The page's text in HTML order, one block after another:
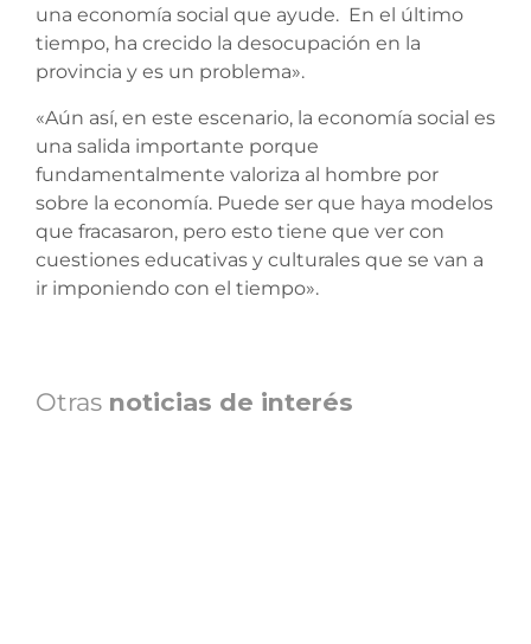
una economía social que ayude. En el último
tiempo, ha crecido la desocupación en la
provincia y es un problema».
«Aún así, en este escenario, la economía social es
una salida importante porque
fundamentalmente valoriza al hombre por
sobre la economía. Puede ser que haya modelos
que fracasaron, pero esto tiene que ver con
cuestiones educativas y culturales que se van a
ir imponiendo con el tiempo».
Otras noticias de interés